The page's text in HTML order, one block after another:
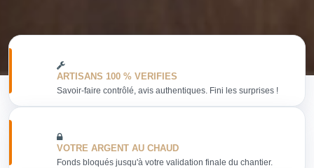
ARTISANS 100 % VERIFIES
Savoir-faire contrôlé, avis authentiques. Fini les surprises !
VOTRE ARGENT AU CHAUD
Fonds bloqués jusqu'à votre validation finale du chantier.